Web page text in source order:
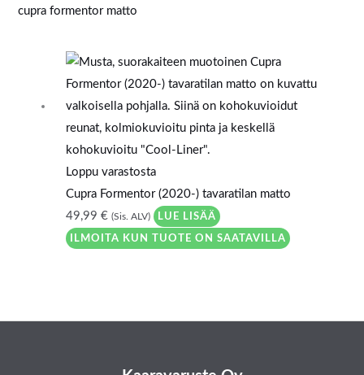
cupra formentor matto
Loppu varastosta
Cupra Formentor (2020-) tavaratilan matto
49,99 € (Sis. ALV) LUE LISÄÄ
ILMOITA KUN TUOTE ON SAATAVILLA